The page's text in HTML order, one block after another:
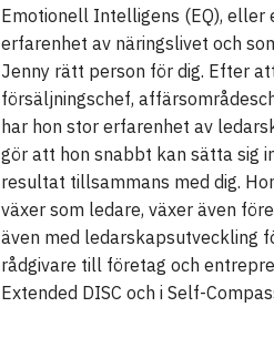
Emotionell Intelligens (EQ), eller
erfarenhet av näringslivet och
Jenny rätt person för dig. Efter
försäljningschef,
har hon stor erfarenhet av
gör att hon snabbt kan sätta sig
resultat tillsammans med dig.
växer som ledare, växer även
även med ledarskapsutveckling
rådgivare till företag och
Extended DISC och i Self-